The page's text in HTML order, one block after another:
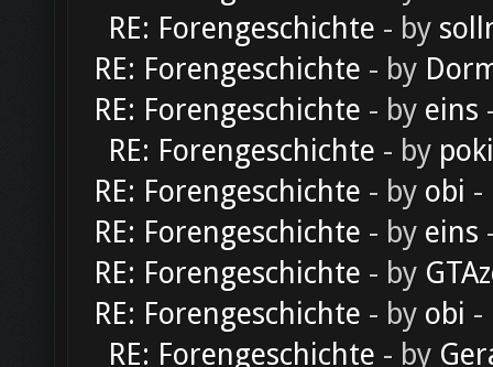
RE: Forengeschichte - by
RE: Forengeschichte - by
RE: Forengeschichte - by eins
RE: Forengeschichte - by
RE: Forengeschichte - by obi -
RE: Forengeschichte - by eins
RE: Forengeschichte - by
RE: Forengeschichte - by obi -
RE: Forengeschichte - by